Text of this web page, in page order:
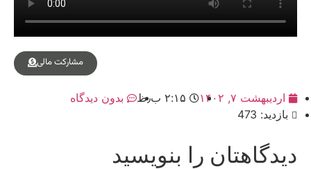
مشارکت مالی
اردیبهشت ۷, ۱۴۰۲ ۲:۱۵ ب٫ظ
بدون دیدگاه
بازدید: 473
دیدگاهتان را بنویسید